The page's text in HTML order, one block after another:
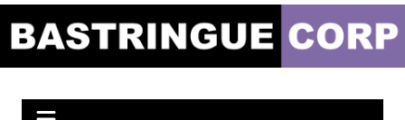
Bastringue Corp –
Musicales